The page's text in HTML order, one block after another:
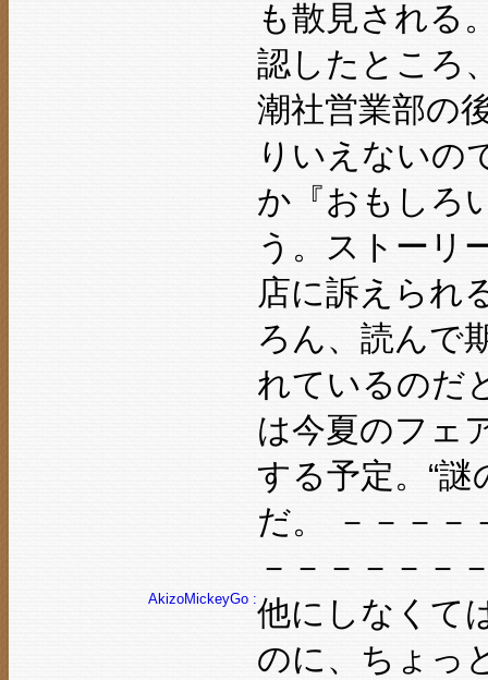
も散見される
認したところ
潮社営業部の
りいえないの
か『おもしろ
う。ストーリ
店に訴えられ
ろん、読んで
れているのだ
は今夏のフェ
する予定。“
だ。 －－－－
－－－－－－
AkizoMickeyGo :他にしなくて
のに、ちょっ